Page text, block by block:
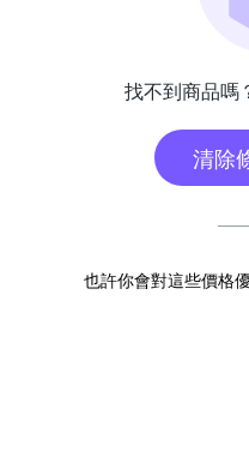
找不到商品嗎
清除
也許你會對這些價格